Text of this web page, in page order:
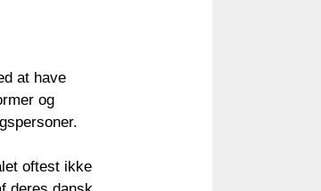
at have
og
oftest ikke